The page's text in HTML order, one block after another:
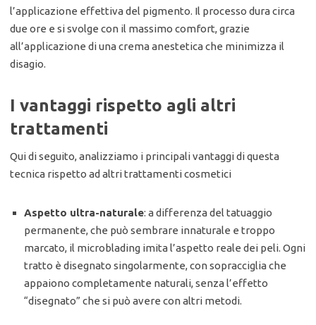
l’applicazione effettiva del pigmento. Il processo dura circa
due ore e si svolge con il massimo comfort, grazie
all’applicazione di una crema anestetica che minimizza il
disagio.
I vantaggi rispetto agli altri
trattamenti
Qui di seguito, analizziamo i principali vantaggi di questa
tecnica rispetto ad altri trattamenti cosmetici
Aspetto ultra-naturale: a differenza del tatuaggio
permanente, che può sembrare innaturale e troppo
marcato, il microblading imita l’aspetto reale dei peli. Ogni
tratto è disegnato singolarmente, con sopracciglia che
appaiono completamente naturali, senza l’effetto
“disegnato” che si può avere con altri metodi.